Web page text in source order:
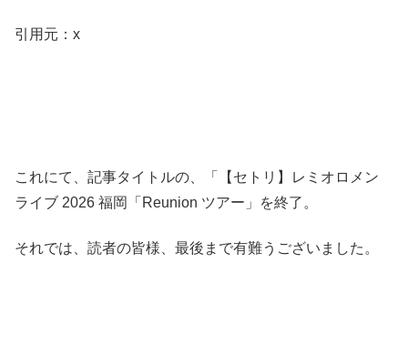
引用元：x
これにて、記事タイトルの、「【セトリ】レミオロメン
ライブ 2026 福岡「Reunion ツアー」を終了。
それでは、読者の皆様、最後まで有難うございました。